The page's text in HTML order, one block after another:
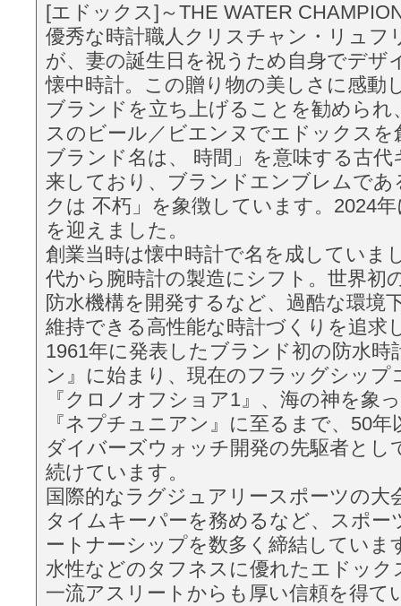
[エドックス]～THE WATER
優秀な時計職人クリスチャン・リュフ
が、妻の誕生日を祝うため自身でデザ
懐中時計。この贈り物の美しさに感動
ブランドを立ち上げることを勧められ
スのビール／ビエンヌでエドックスを
ブランド名は、 時間」を意味する古
来しており、ブランドエンブレムであ
クは 不朽」を象徴しています。2024
を迎えました。
創業当時は懐中時計で名を成していま
代から腕時計の製造にシフト。世界初
防水機構を開発するなど、過酷な環境
維持できる高性能な時計づくりを追求
1961年に発表したブランド初の防水時
ン』に始まり、現在のフラッグシップ
『クロノオフショア1』、海の神を象
『ネプチュニアン』に至るまで、50
ダイバーズウォッチ開発の先駆者とし
続けています。
国際的なラグジュアリースポーツの大
タイムキーパーを務めるなど、スポー
ートナーシップを数多く締結していま
水性などのタフネスに優れたエドック
一流アスリートからも厚い信頼を得て